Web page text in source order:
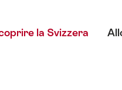
la Svizzera